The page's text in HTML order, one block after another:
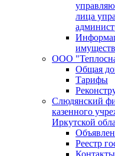
лица
ООО
Общая
Тарифы
Слюдянский
казенного
Иркутской
Реестр